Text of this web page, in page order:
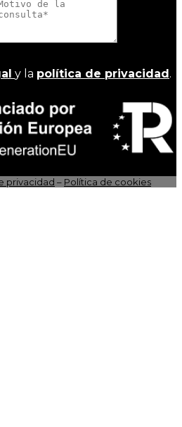
y la política de privacidad.
privacidad – Política de cookies